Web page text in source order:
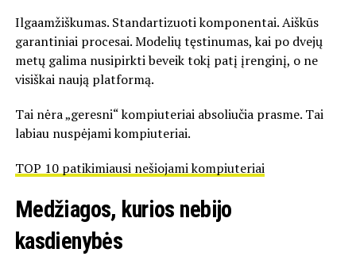
Ilgaamžiškumas. Standartizuoti komponentai. Aiškūs
garantiniai procesai. Modelių tęstinumas, kai po dvejų
metų galima nusipirkti beveik tokį patį įrenginį, o ne
visiškai naują platformą.
Tai nėra „geresni“ kompiuteriai absoliučia prasme. Tai
labiau nuspėjami kompiuteriai.
TOP 10 patikimiausi nešiojami kompiuteriai
Medžiagos, kurios nebijo
kasdienybės